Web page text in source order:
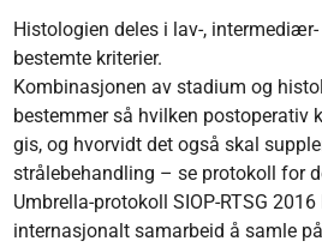
Histologien deles i lav-,
bestemte kriterier.
Kombinasjonen av stadium og
bestemmer så hvilken postoperativ
gis, og hvorvidt det også skal
strålebehandling – se protokoll for
Umbrella-protokoll SIOP-RTSG
internasjonalt samarbeid å samle